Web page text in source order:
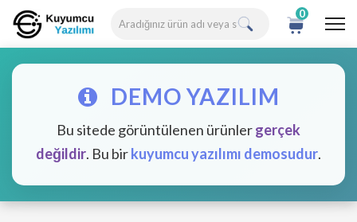
0
DEMO YAZILIM
Bu sitede görüntülenen ürünlergerçek
değildir. Bu birkuyumcu yazılımı demosudur.